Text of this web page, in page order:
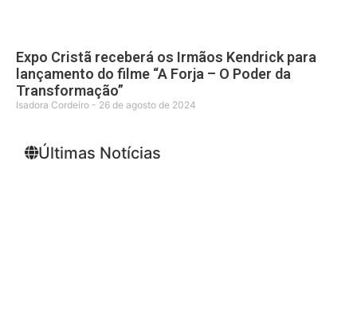
Expo Cristã receberá os Irmãos Kendrick para
lançamento do filme “A Forja – O Poder da
Transformação”
Isadora Cordeiro 26 de agosto de 2024
Últimas Notícias